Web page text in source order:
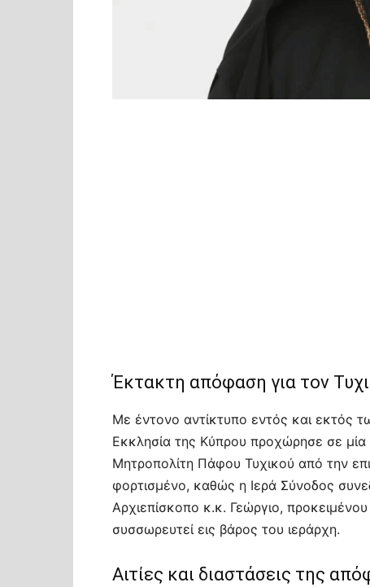
Έκτακτη απόφαση για τον
Με έντονο αντίκτυπο εντός και εκτός
Εκκλησία της Κύπρου προχώρησε σε
Μητροπολίτη Πάφου Τυχικού από την
φορτισμένο, καθώς η Ιερά Σύνοδος
Αρχιεπίσκοπο κ.κ. Γεώργιο,
συσσωρευτεί εις βάρος του ιεράρχη.
Αιτίες και διαστάσεις της